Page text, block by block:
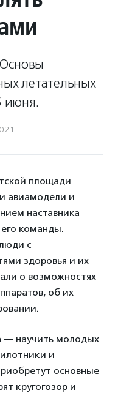
летательных
июня.
площади
авиамодели и
наставника
команды.
с
здоровья и их
о возможностях
об их
— научить молодых
и
основные
кругогозор и